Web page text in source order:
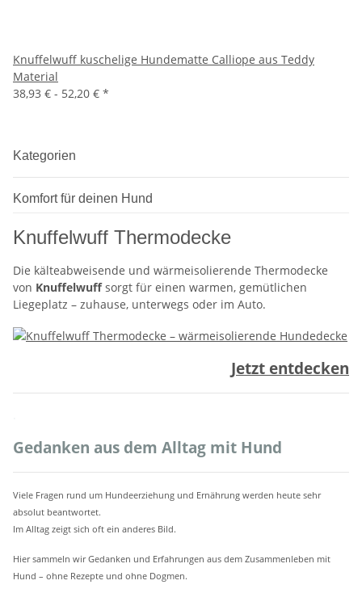
Knuffelwuff kuschelige Hundematte Calliope aus Teddy
Material
38,93 € - 52,20 € *
Kategorien
Komfort für deinen Hund
Knuffelwuff Thermodecke
Die kälteabweisende und wärmeisolierende Thermodecke
von Knuffelwuffsorgt für einen warmen, gemütlichen
Liegeplatz – zuhause, unterwegs oder im Auto.
Jetzt entdecken
Gedanken aus dem Alltag mit Hund
Viele Fragen rund um Hundeerziehung und Ernährung werden heute sehr
absolut beantwortet.
Im Alltag zeigt sich oft ein anderes Bild.
Hier sammeln wir Gedanken und Erfahrungen aus dem Zusammenleben mit
Hund – ohne Rezepte und ohne Dogmen.